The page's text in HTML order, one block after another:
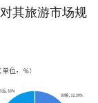
其旅游市场规